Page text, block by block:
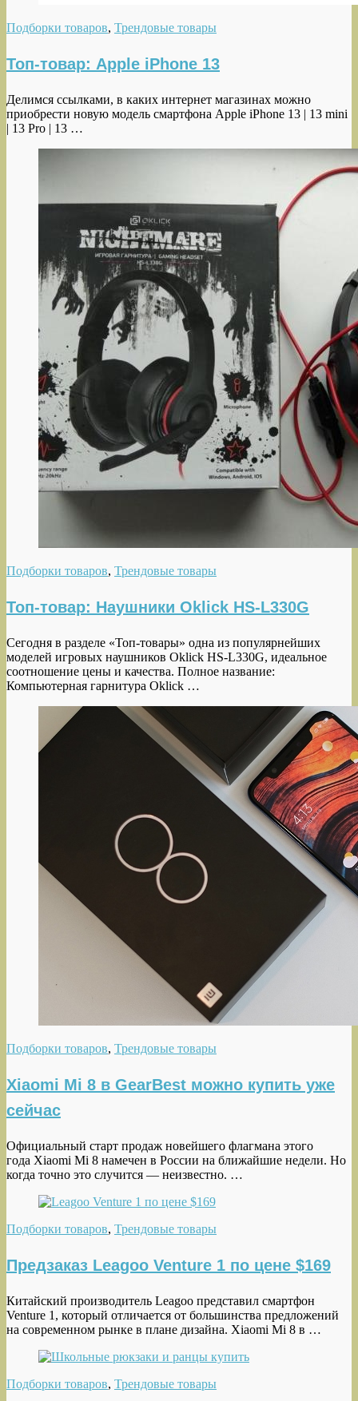
Подборки товаров, Трендовые товары
Топ-товар: Apple iPhone 13
Делимся ссылками, в каких интернет магазинах можно
приобрести новую модель смартфона Apple iPhone 13 | 13 mini
| 13 Pro | 13 …
Подборки товаров, Трендовые товары
Топ-товар: Наушники Oklick HS-L330G
Сегодня в разделе «Топ-товары» одна из популярнейших
моделей игровых наушников Oklick HS-L330G, идеальное
соотношение цены и качества. Полное название:
Компьютерная гарнитура Oklick …
Подборки товаров, Трендовые товары
Xiaomi Mi 8 в GearBest можно купить уже
сейчас
Официальный старт продаж новейшего флагмана этого
года Xiaomi Mi 8 намечен в России на ближайшие недели. Но
когда точно это случится — неизвестно. …
Подборки товаров, Трендовые товары
Предзаказ Leagoo Venture 1 по цене $169
Китайский производитель Leagoo представил смартфон
Venture 1, который отличается от большинства предложений
на современном рынке в плане дизайна. Xiaomi Mi 8 в …
Подборки товаров, Трендовые товары